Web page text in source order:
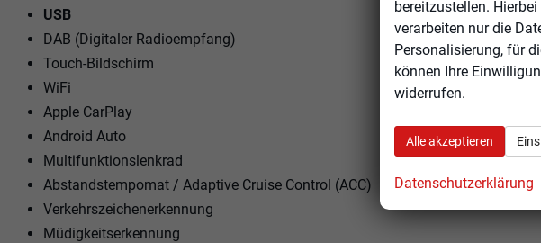
USB
DAB (Digitaler Radioempfang)
Touch-Bildschirm
WiFi
Apple CarPlay
Android Auto
Multifunktionslenkrad
Abstandstempomat / Adaptive Cruise Control (ACC)
Verkehrszeichenerkennung
Müdigkeitserkennung
bereitzustellen.
verarbeiten nur die
Personalisierung, für
können Ihre
widerrufen.
Alle akzeptieren
Datenschutzerklärung